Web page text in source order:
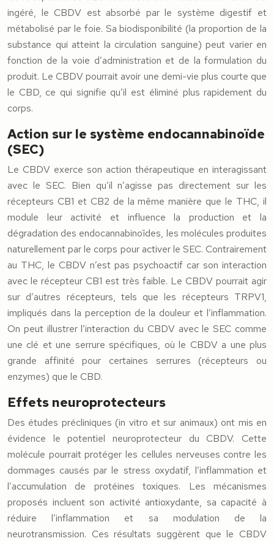
ingéré, le CBDV est absorbé par le système digestif et
métabolisé par le foie. Sa biodisponibilité (la proportion de la
substance qui atteint la circulation sanguine) peut varier en
fonction de la voie d’administration et de la formulation du
produit. Le CBDV pourrait avoir une demi-vie plus courte que
le CBD, ce qui signifie qu’il est éliminé plus rapidement du
corps.
Action sur le système endocannabinoïde
(SEC)
Le CBDV exerce son action thérapeutique en interagissant
avec le SEC. Bien qu’il n’agisse pas directement sur les
récepteurs CB1 et CB2 de la même manière que le THC, il
module leur activité et influence la production et la
dégradation des endocannabinoïdes, les molécules produites
naturellement par le corps pour activer le SEC. Contrairement
au THC, le CBDV n’est pas psychoactif car son interaction
avec le récepteur CB1 est très faible. Le CBDV pourrait agir
sur d’autres récepteurs, tels que les récepteurs TRPV1,
impliqués dans la perception de la douleur et l’inflammation.
On peut illustrer l’interaction du CBDV avec le SEC comme
une clé et une serrure spécifiques, où le CBDV a une plus
grande affinité pour certaines serrures (récepteurs ou
enzymes) que le CBD.
Effets neuroprotecteurs
Des études précliniques (in vitro et sur animaux) ont mis en
évidence le potentiel neuroprotecteur du CBDV. Cette
molécule pourrait protéger les cellules nerveuses contre les
dommages causés par le stress oxydatif, l’inflammation et
l’accumulation de protéines toxiques. Les mécanismes
proposés incluent son activité antioxydante, sa capacité à
réduire l’inflammation et sa modulation de la
neurotransmission. Ces résultats suggèrent que le CBDV